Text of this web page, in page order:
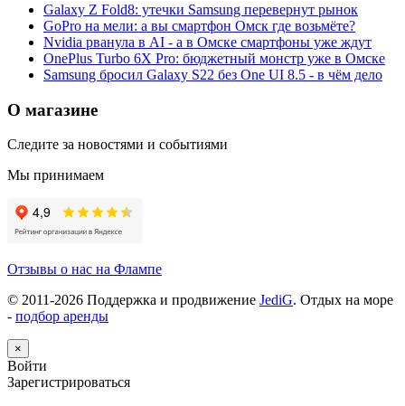
Galaxy Z Fold8: утечки Samsung перевернут рынок
GoPro на мели: а вы смартфон Омск где возьмёте?
Nvidia рванула в AI - а в Омске смартфоны уже ждут
OnePlus Turbo 6X Pro: бюджетный монстр уже в Омске
Samsung бросил Galaxy S22 без One UI 8.5 - в чём дело
О магазине
Следите за новостями и событиями
Мы принимаем
Отзывы о нас на Флампе
© 2011-2026 Поддержка и продвижение JediG. Отдых на море
- подбор аренды
×
Войти
Зарегистрироваться